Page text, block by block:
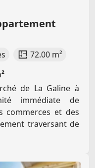
72.00 m²
de La Galine à
immédiate de
commerces et des
traversant de